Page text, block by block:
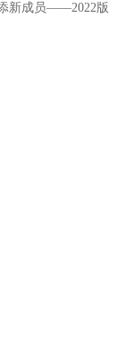
新成员——2022版